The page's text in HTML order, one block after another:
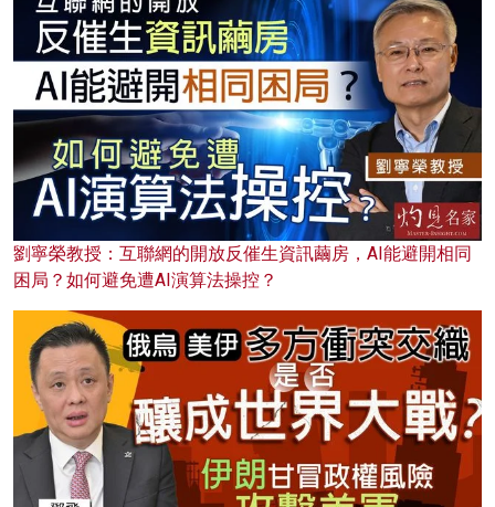
劉寧榮教授：互聯網的開放反催生資訊繭房，AI能避開相同
困局？如何避免遭AI演算法操控？